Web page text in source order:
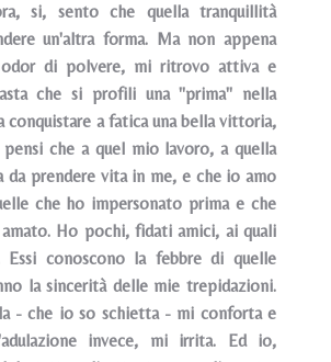
si, sento che quella tranquillità
un'altra forma. Ma non appena
di polvere, mi ritrovo attiva e
che si profili una "prima" nella
conquistare a fatica una bella vittoria,
che a quel mio lavoro, a quella
da prendere vita in me, e che io amo
che ho impersonato prima e che
Ho pochi, fidati amici, ai quali
Essi conoscono la febbre di quelle
la sincerità delle mie trepidazioni.
- che io so schietta - mi conforta e
invece, mi irrita. Ed io,